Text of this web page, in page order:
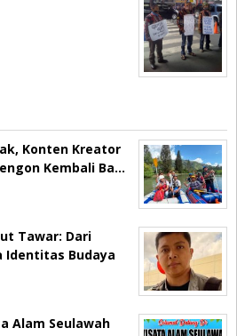
Konten Kreator
Kembali Ba…
Tawar: Dari
Identitas Budaya
Alam Seulawah